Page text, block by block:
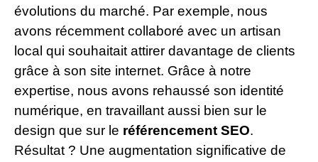
évolutions du marché. Par exemple, nous
avons récemment collaboré avec un artisan
local qui souhaitait attirer davantage de clients
grâce à son site internet. Grâce à notre
expertise, nous avons rehaussé son identité
numérique, en travaillant aussi bien sur le
design que sur le référencement SEO.
Résultat ? Une augmentation significative de